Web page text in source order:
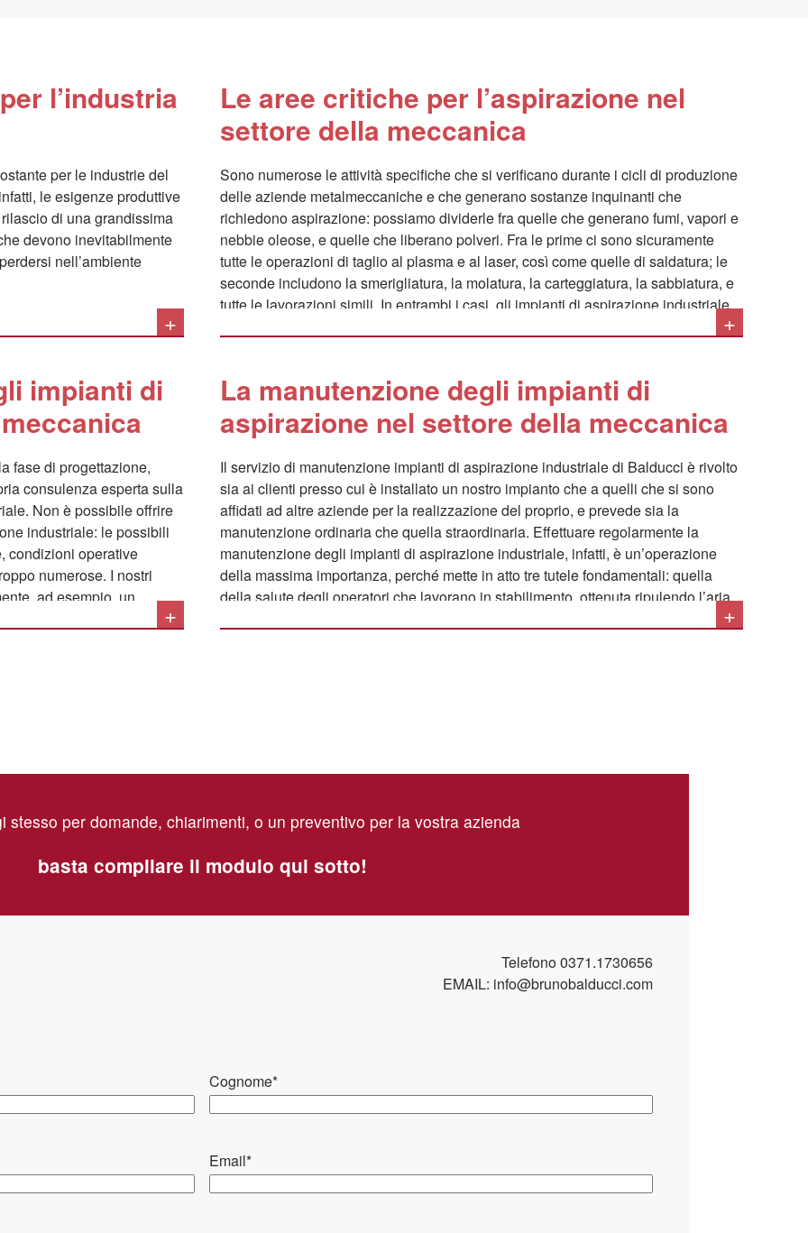
l’industria
le esigenze produttive
di una grandissima
devono inevitabilmente
+
Le aree critiche per l’aspirazione nel
settore della meccanica
Sono numerose le attività specifiche che si verificano durante i cicli di produzione
delle aziende metalmeccaniche e che generano sostanze inquinanti che
richiedono aspirazione: possiamo dividerle fra quelle che generano fumi, vapori e
nebbie oleose, e quelle che liberano polveri. Fra le prime ci sono sicuramente
tutte le operazioni di taglio al plasma e al laser, così come quelle di saldatura; le
seconde includono la smerigliatura, la molatura, la carteggiatura, la sabbiatura, e
tutte le lavorazioni simili. In entrambi i casi, gli impianti di aspirazione industriale
+
impianti di
fase di progettazione,
consulenza esperta sulla
Non è possibile offrire
industriale: le possibili
condizioni operative
numerose. I nostri
ad esempio, un
+
La manutenzione degli impianti di
aspirazione nel settore della meccanica
Il servizio di manutenzione impianti di aspirazione industriale di Balducci è rivolto
sia ai clienti presso cui è installato un nostro impianto che a quelli che si sono
affidati ad altre aziende per la realizzazione del proprio, e prevede sia la
manutenzione ordinaria che quella straordinaria. Effettuare regolarmente la
manutenzione degli impianti di aspirazione industriale, infatti, è un’operazione
della massima importanza, perché mette in atto tre tutele fondamentali: quella
della salute degli operatori che lavorano in stabilimento, ottenuta ripulendo l’aria
dalle polveri potenzialmente tossiche o dannose, quella della sicurezza riguardo
componenti
Pulizia o sostituzione degli elementi filtranti installati
danneggiati
Verifica della funzionalità dell’impianto di aspirazione secondo i parametri di
+
stesso per domande, chiarimenti, o un preventivo per la vostra azienda
basta compilare il modulo qui sotto!
Telefono0371.1730656
EMAIL: info@brunobalducci.com
Cognome*
Email*